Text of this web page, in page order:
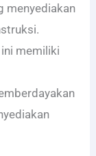
menyediakan
memiliki